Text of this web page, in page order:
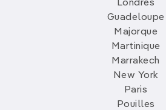
Londres
Guadeloupe
Majorque
Martinique
Marrakech
New York
Paris
Pouilles